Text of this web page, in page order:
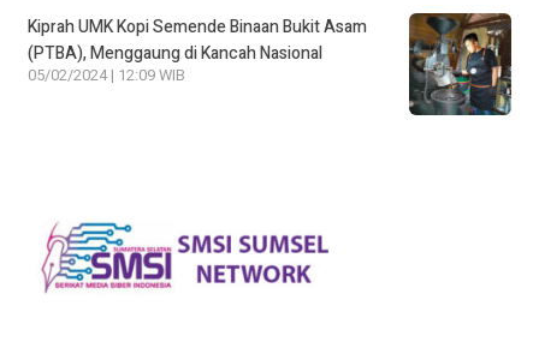
Kiprah UMK Kopi Semende Binaan Bukit Asam
(PTBA), Menggaung di Kancah Nasional
05/02/2024 | 12:09 WIB